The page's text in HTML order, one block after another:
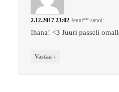
2.12.2017 23:02 Jenni** sanoi:
Ihana! <3 Juuri passeli
Vastaa ↓